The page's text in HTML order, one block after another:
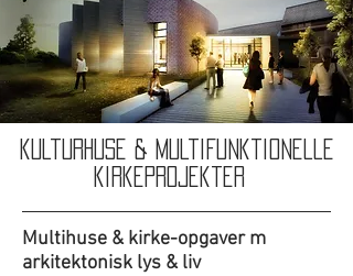
kulturhuse & Multifunktionelle
kirkeprojekter
Multihuse & kirke-opgaver m
arkitektonisk lys & liv